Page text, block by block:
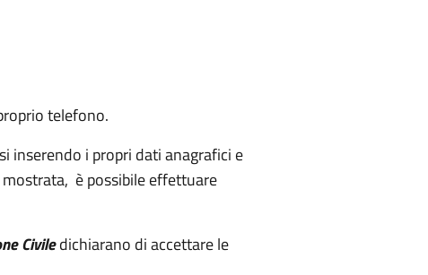
telefono.
inserendo i propri dati anagrafici e
è possibile effettuare
Civiledichiarano di accettare le